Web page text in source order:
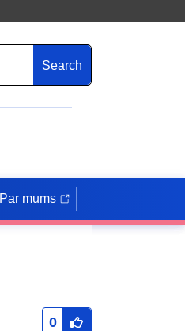
Search
Par mums
0